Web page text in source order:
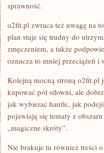
sprawność.
o2fit.pl zwraca też uwagę na
plan staje się trudny do
zmęczeniem, a także
oznacza to mniej przeciążeń i
Kolejną mocną stroną o2fit.pl
kupować pół siłowni, ale
jak wybierać hantle, jak
pojawiają się tematy z
„magiczne skróty”.
Nie brakuje tu również treści